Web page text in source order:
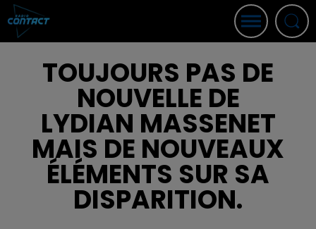
TOUJOURS PAS DE
NOUVELLE DE
LYDIAN MASSENET
MAIS DE NOUVEAUX
ÉLÉMENTS SUR SA
DISPARITION.